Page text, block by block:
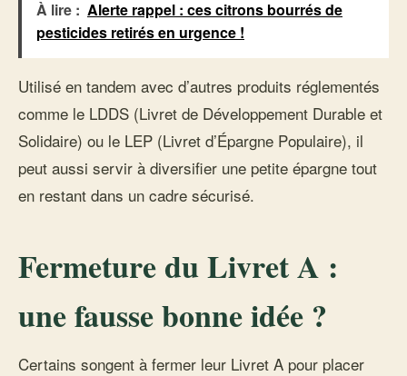
À lire : Alerte rappel : ces citrons bourrés de
pesticides retirés en urgence !
Utilisé en tandem avec d’autres produits réglementés
comme le LDDS (Livret de Développement Durable et
Solidaire) ou le LEP (Livret d’Épargne Populaire), il
peut aussi servir à diversifier une petite épargne tout
en restant dans un cadre sécurisé.
Fermeture du Livret A :
une fausse bonne idée ?
Certains songent à fermer leur Livret A pour placer